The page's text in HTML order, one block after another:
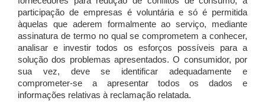
participação de empresas é voluntária e só é permitida
àquelas que aderem formalmente ao serviço, mediante
assinatura de termo no qual se comprometem a conhecer,
analisar e investir todos os esforços possíveis para a
solução dos problemas apresentados. O consumidor, por
sua vez, deve se identificar adequadamente e
comprometer-se a apresentar todos os dados e
informações relativas à reclamação relatada.